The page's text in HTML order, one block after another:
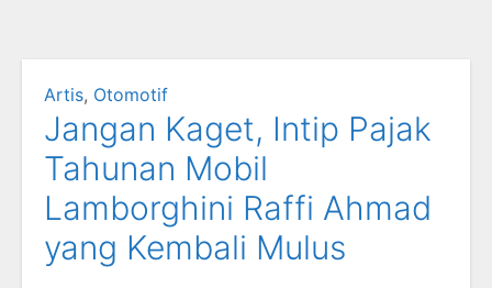
Artis, Otomotif
Jangan Kaget, Intip Pajak
Tahunan Mobil
Lamborghini Raffi Ahmad
yang Kembali Mulus